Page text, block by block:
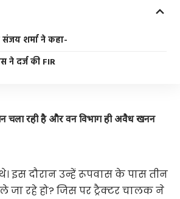
संजय शर्मा ने कहा-
ने दर्ज की FIR
चला रही है और वन विभाग ही अवैध खनन
इस दौरान उन्हें रूपवास के पास तीन
ले जा रहे हो? जिस पर ट्रैक्टर चालक ने